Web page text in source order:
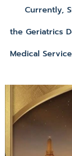
Currently,
the Geriatrics
Medical